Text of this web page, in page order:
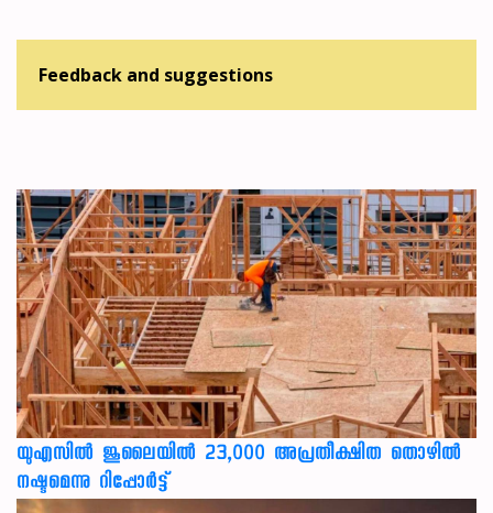
Feedback and suggestions
യുഎസില്‍ ജൂലൈയില്‍ 23,000 അപ്രതീക്ഷിത തൊഴില്‍
നഷ്ടമെന്നു റിപ്പോര്‍ട്ട്